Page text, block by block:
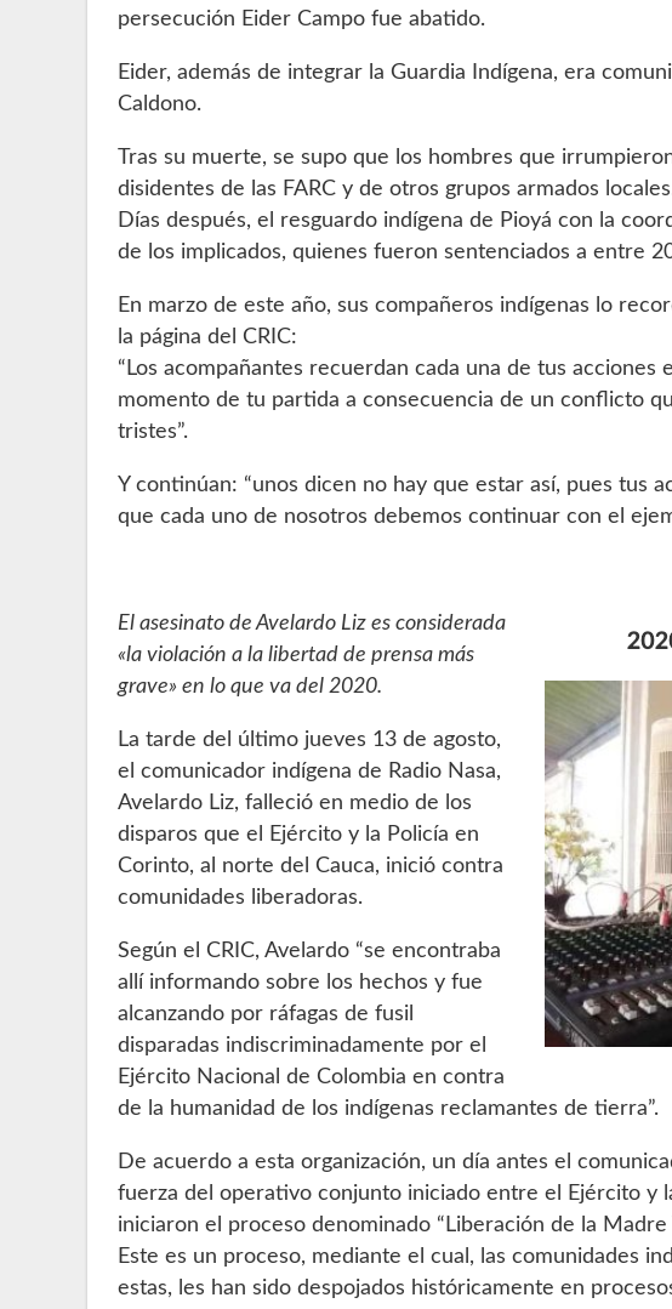
persecución Eider Campo fue abatido.
Eider, además de integrar la Guardia Indígena, era
Caldono.
Tras su muerte, se supo que los hombres que
disidentes de las FARC y de otros grupos armados
Días después, el resguardo indígena de Pioyá con la
de los implicados, quienes fueron sentenciados a entre
En marzo de este año, sus compañeros indígenas lo
la página del CRIC:
“Los acompañantes recuerdan cada una de tus acciones
momento de tu partida a consecuencia de un conflicto
tristes”.
Y continúan: “unos dicen no hay que estar así, pues tus
que cada uno de nosotros debemos continuar con el
El asesinato de Avelardo Liz es considerada
«la violación a la libertad de prensa más
grave» en lo que va del 2020.
La tarde del último jueves 13 de agosto,
el comunicador indígena de Radio Nasa,
Avelardo Liz, falleció en medio de los
disparos que el Ejército y la Policía en
Corinto, al norte del Cauca, inició contra
comunidades liberadoras.
Según el CRIC, Avelardo “se encontraba
allí informando sobre los hechos y fue
alcanzando por ráfagas de fusil
disparadas indiscriminadamente por el
Ejército Nacional de Colombia en contra
de la humanidad de los indígenas reclamantes de tierra”.
De acuerdo a esta organización, un día antes el
fuerza del operativo conjunto iniciado entre el Ejército y
iniciaron el proceso denominado “Liberación de la Madre
Este es un proceso, mediante el cual, las comunidades
estas, les han sido despojados históricamente en